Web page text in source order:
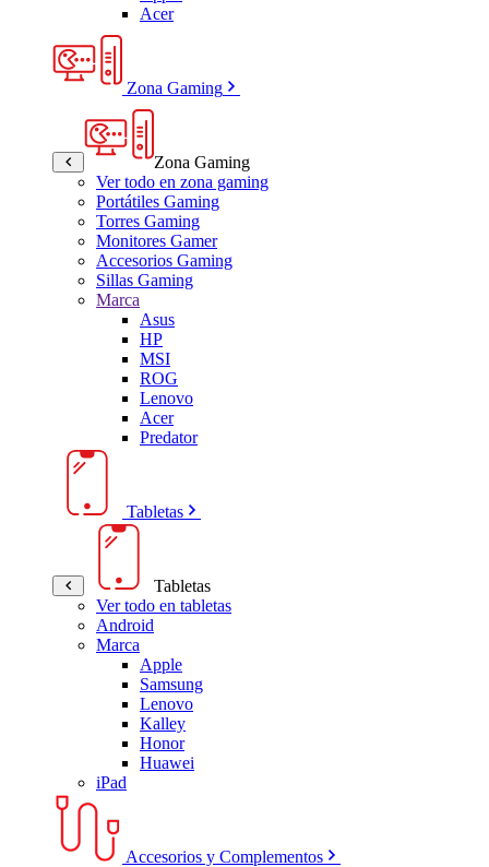
Acer
Zona Gaming
Zona Gaming
Ver todo en zona gaming
Portátiles Gaming
Torres Gaming
Monitores Gamer
Accesorios Gaming
Sillas Gaming
Marca
Asus
HP
MSI
ROG
Lenovo
Acer
Predator
Tabletas
Tabletas
Ver todo en tabletas
Android
Marca
Apple
Samsung
Lenovo
Kalley
Honor
Huawei
iPad
Accesorios y Complementos